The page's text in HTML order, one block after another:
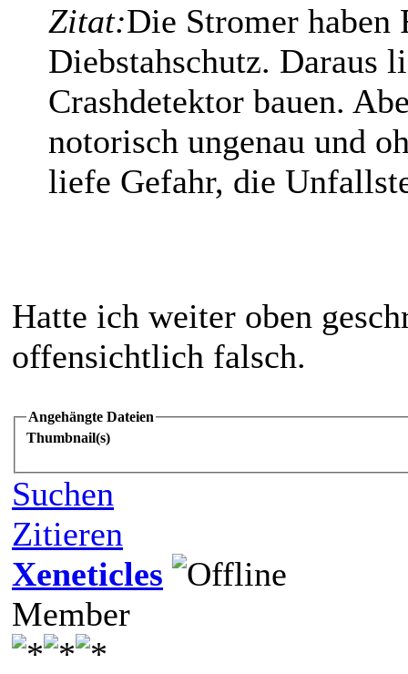
Zitat:Die Stromer haben
Diebstahschutz. Daraus
Crashdetektor bauen.
notorisch ungenau und
liefe Gefahr, die
Hatte ich weiter oben
offensichtlich falsch.
Angehängte Dateien
Thumbnail(s)
Suchen
Zitieren
Xeneticles
Member